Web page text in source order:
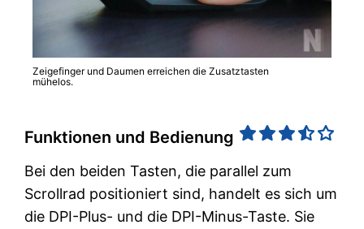
Zeigefinger und Daumen erreichen die Zusatztasten
mühelos.
Funktionen und Bedienung
Bei den beiden Tasten, die parallel zum
Scrollrad positioniert sind, handelt es sich um
die DPI-Plus- und die DPI-Minus-Taste. Sie